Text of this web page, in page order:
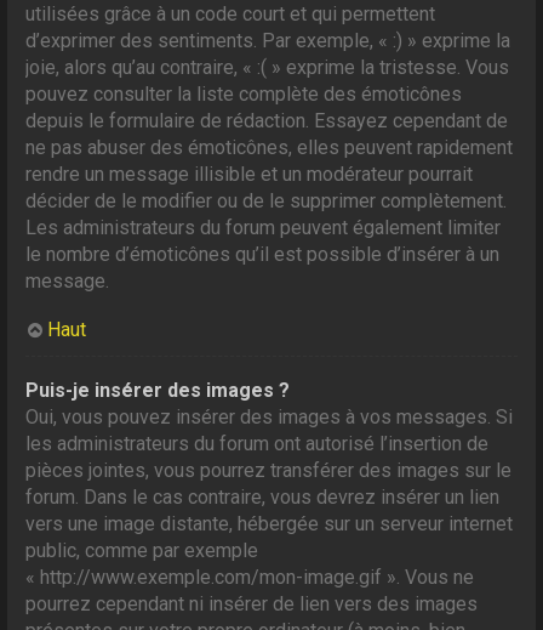
utilisées grâce à un code court et qui permettent
d’exprimer des sentiments. Par exemple, « :) » exprime la
joie, alors qu’au contraire, « :( » exprime la tristesse. Vous
pouvez consulter la liste complète des émoticônes
depuis le formulaire de rédaction. Essayez cependant de
ne pas abuser des émoticônes, elles peuvent rapidement
rendre un message illisible et un modérateur pourrait
décider de le modifier ou de le supprimer complètement.
Les administrateurs du forum peuvent également limiter
le nombre d’émoticônes qu’il est possible d’insérer à un
message.
Haut
Puis-je insérer des images ?
Oui, vous pouvez insérer des images à vos messages. Si
les administrateurs du forum ont autorisé l’insertion de
pièces jointes, vous pourrez transférer des images sur le
forum. Dans le cas contraire, vous devrez insérer un lien
vers une image distante, hébergée sur un serveur internet
public, comme par exemple
« http://www.exemple.com/mon-image.gif ». Vous ne
pourrez cependant ni insérer de lien vers des images